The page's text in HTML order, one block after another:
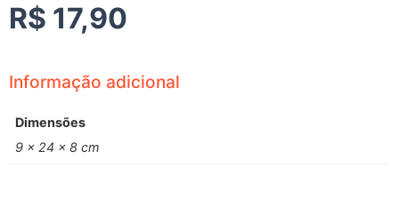
R$ 17,90
Informação adicional
Dimensões
9 × 24 × 8 cm